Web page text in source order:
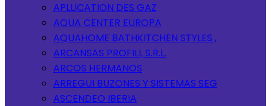
APLLICATION DES GAZ
AQUA CENTER EUROPA
AQUAHOME BATHKITCHEN STYLES ,
ARCANSAS PROFILI, S.R.L.
ARCOS HERMANOS
ARREGUI BUZONES Y SISTEMAS SEG
ASCENDEO IBERIA